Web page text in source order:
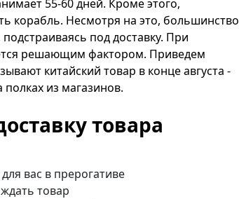
55-60 дней. Кроме этого,
корабль. Несмотря на это, большинство
под доставку. При
решающим фактором. Приведем
китайский товар в конце августа -
из магазинов.
товара
вас в прерогативе
товар